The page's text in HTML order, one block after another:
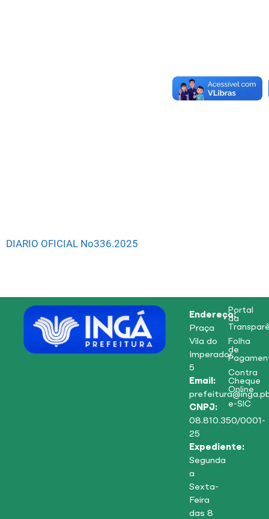
DIARIO OFICIAL No336.2025
Endereço:
Praça
Vila do
Imperador,
5
Email:
CNPJ:
08.810.350/0001-
25
Expediente:
Segunda
a
Sexta-
Feira
das 8
Portal
da
Folha
de
Contra
Cheque
Online
e-SIC